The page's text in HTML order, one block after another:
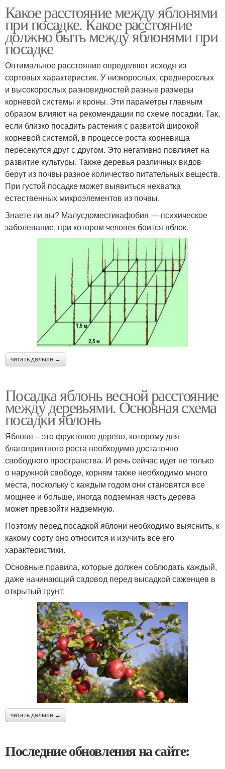
Какое расстояние между яблонями
при посадке. Какое расстояние
должно быть между яблонями при
посадке
Оптимальное расстояние определяют исходя из
сортовых характеристик. У низкорослых, среднерослых
и высокорослых разновидностей разные размеры
корневой системы и кроны. Эти параметры главным
образом влияют на рекомендации по схеме посадки. Так,
если близко посадить растения с развитой широкой
корневой системой, в процессе роста корневища
пересекутся друг с другом. Это негативно повлияет на
развитие культуры. Также деревья различных видов
берут из почвы разное количество питательных веществ.
При густой посадке может выявиться нехватка
естественных микроэлементов из почвы.
Знаете ли вы? Малусдоместикафобия — психическое
заболевание, при котором человек боится яблок.
читать дальше →
Посадка яблонь весной расстояние
между деревьями. Основная схема
посадки яблонь
Яблоня – это фруктовое дерево, которому для
благоприятного роста необходимо достаточно
свободного пространства. И речь сейчас идет не только
о наружной свободе, корням также необходимо много
места, поскольку с каждым годом они становятся все
мощнее и больше, иногда подземная часть дерева
может превзойти надземную.
Поэтому перед посадкой яблони необходимо выяснить, к
какому сорту оно относится и изучить все его
характеристики.
Основные правила, которые должен соблюдать каждый,
даже начинающий садовод перед высадкой саженцев в
открытый грунт:
читать дальше →
Последние обновления на сайте: